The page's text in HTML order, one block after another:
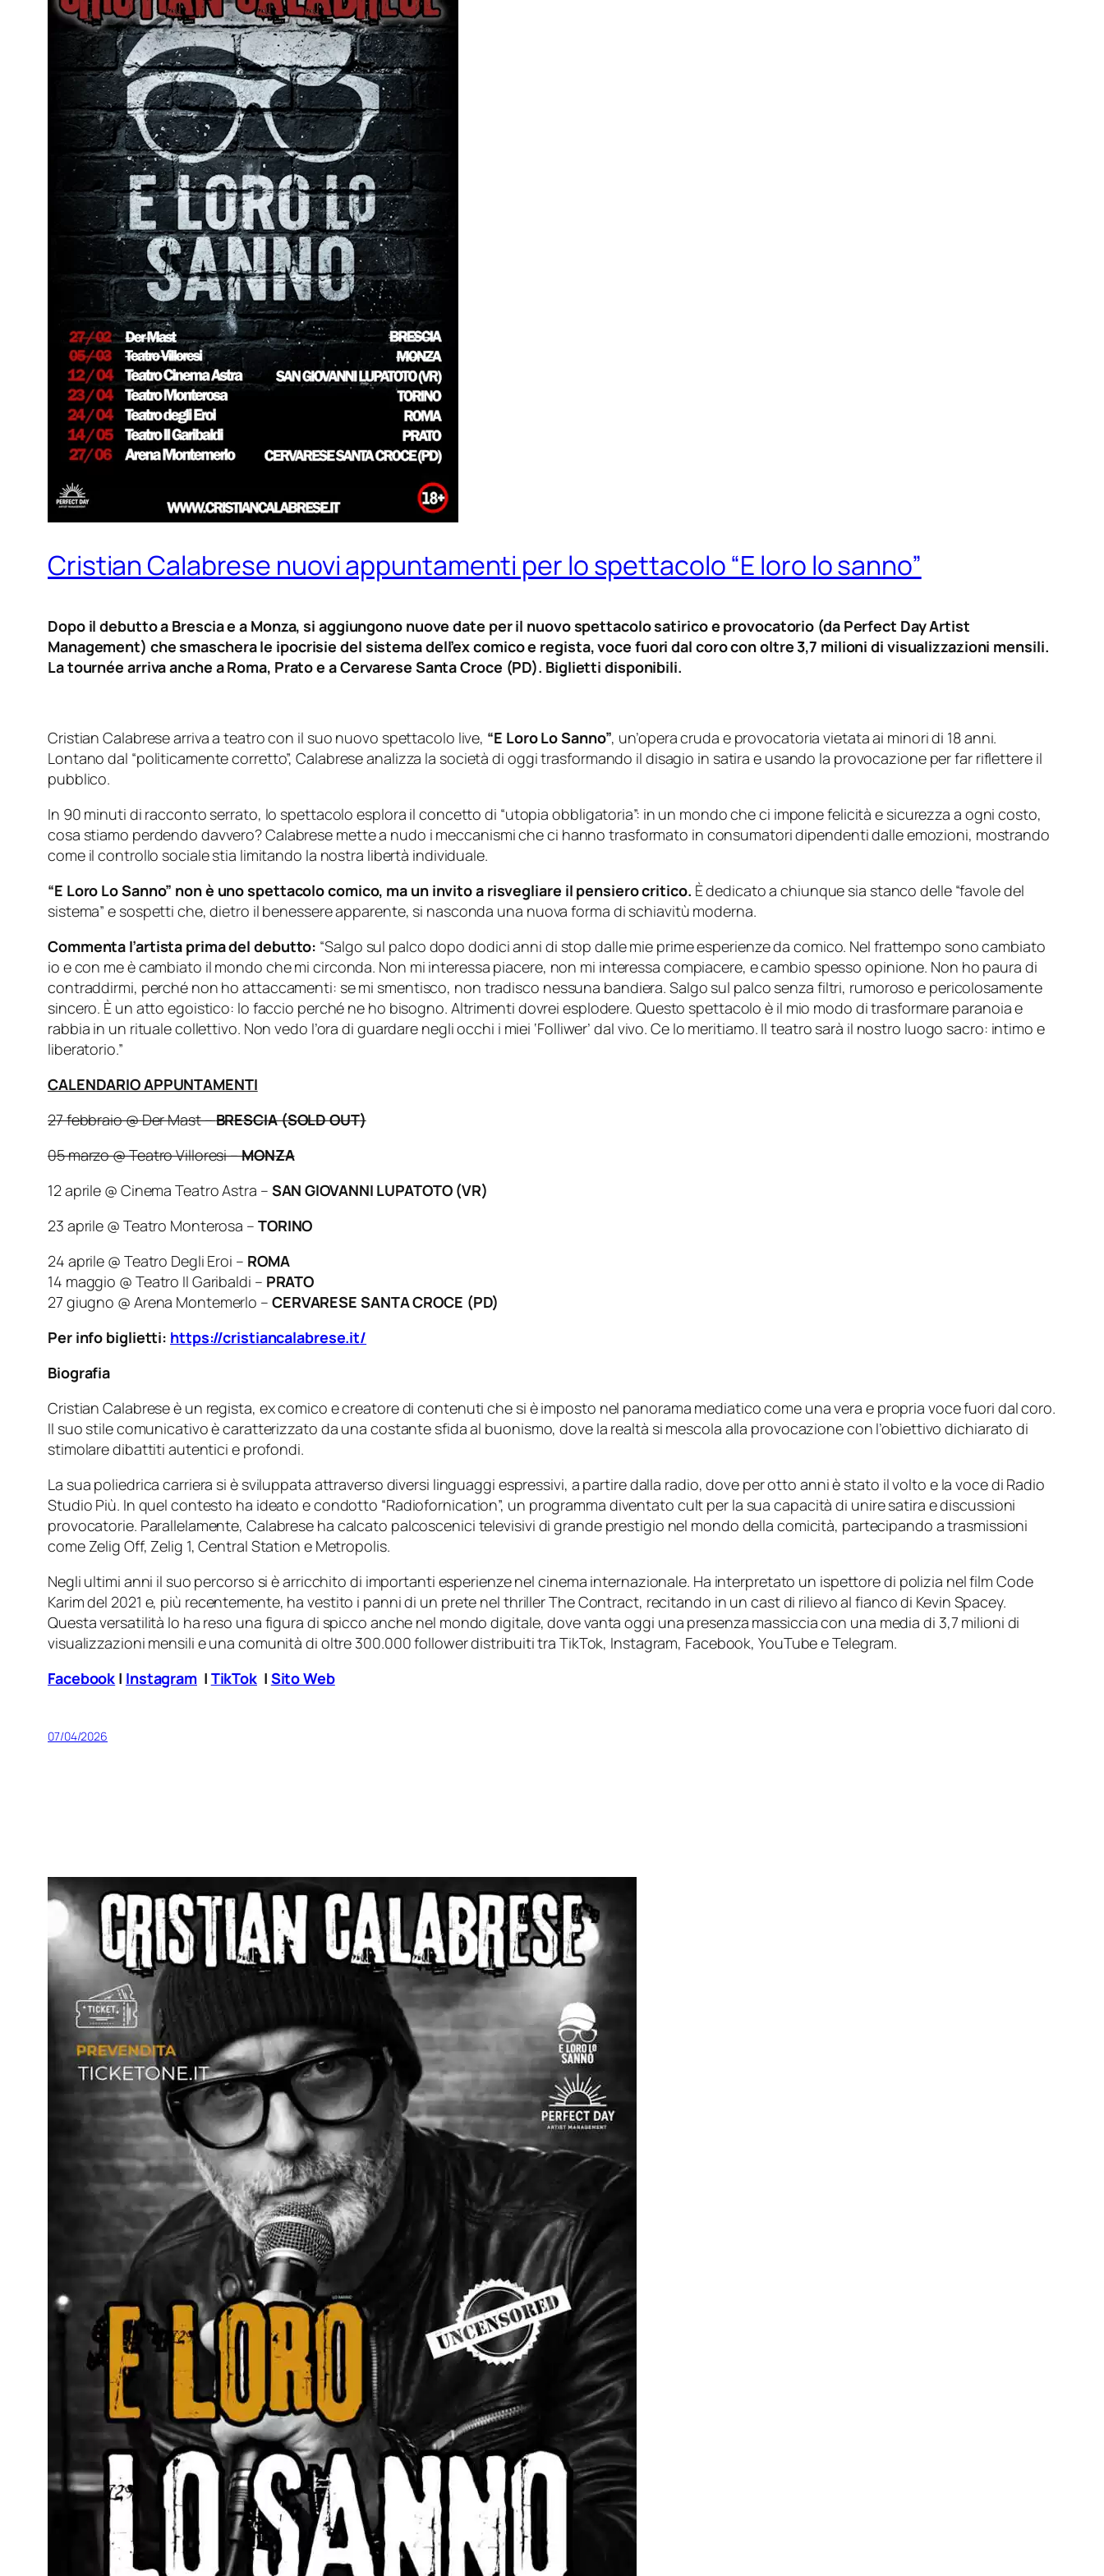
Cristian Calabrese nuovi appuntamenti per lo spettacolo “E loro lo sanno”
Dopo il debutto a Brescia e a Monza, si aggiungono nuove date per il nuovo spettacolo satirico e provocatorio (da Perfect Day Artist
Management) che smaschera le ipocrisie del sistema dell’ex comico e regista, voce fuori dal coro con oltre 3,7 milioni di visualizzazioni mensili.
La tournée arriva anche a Roma, Prato e a Cervarese Santa Croce (PD). Biglietti disponibili.
Cristian Calabrese arriva a teatro con il suo nuovo spettacolo live, “E Loro Lo Sanno”, un’opera cruda e provocatoria vietata ai minori di 18 anni.
Lontano dal “politicamente corretto”, Calabrese analizza la società di oggi trasformando il disagio in satira e usando la provocazione per far riflettere il
pubblico.
In 90 minuti di racconto serrato, lo spettacolo esplora il concetto di “utopia obbligatoria”: in un mondo che ci impone felicità e sicurezza a ogni costo,
cosa stiamo perdendo davvero? Calabrese mette a nudo i meccanismi che ci hanno trasformato in consumatori dipendenti dalle emozioni, mostrando
come il controllo sociale stia limitando la nostra libertà individuale.
“E Loro Lo Sanno” non è uno spettacolo comico, ma un invito a risvegliare il pensiero critico. È dedicato a chiunque sia stanco delle “favole del
sistema” e sospetti che, dietro il benessere apparente, si nasconda una nuova forma di schiavitù moderna.
Commenta l’artista prima del debutto: “Salgo sul palco dopo dodici anni di stop dalle mie prime esperienze da comico. Nel frattempo sono cambiato
io e con me è cambiato il mondo che mi circonda. Non mi interessa piacere, non mi interessa compiacere, e cambio spesso opinione. Non ho paura di
contraddirmi, perché non ho attaccamenti: se mi smentisco, non tradisco nessuna bandiera. Salgo sul palco senza filtri, rumoroso e pericolosamente
sincero. È un atto egoistico: lo faccio perché ne ho bisogno. Altrimenti dovrei esplodere. Questo spettacolo è il mio modo di trasformare paranoia e
rabbia in un rituale collettivo. Non vedo l’ora di guardare negli occhi i miei ‘Folliwer’ dal vivo. Ce lo meritiamo. Il teatro sarà il nostro luogo sacro: intimo e
liberatorio.”
CALENDARIO APPUNTAMENTI
27 febbraio @ Der Mast –BRESCIA (SOLD OUT)
05 marzo @ Teatro Villoresi –MONZA
12 aprile @ Cinema Teatro Astra – SAN GIOVANNI LUPATOTO (VR)
23 aprile @ Teatro Monterosa – TORINO
24 aprile @ Teatro Degli Eroi – ROMA
14 maggio @ Teatro Il Garibaldi – PRATO
27 giugno @ Arena Montemerlo – CERVARESE SANTA CROCE (PD)
Per info biglietti: https://cristiancalabrese.it/
Biografia
Cristian Calabrese è un regista, ex comico e creatore di contenuti che si è imposto nel panorama mediatico come una vera e propria voce fuori dal coro.
Il suo stile comunicativo è caratterizzato da una costante sfida al buonismo, dove la realtà si mescola alla provocazione con l’obiettivo dichiarato di
stimolare dibattiti autentici e profondi.
La sua poliedrica carriera si è sviluppata attraverso diversi linguaggi espressivi, a partire dalla radio, dove per otto anni è stato il volto e la voce di Radio
Studio Più. In quel contesto ha ideato e condotto “Radiofornication”, un programma diventato cult per la sua capacità di unire satira e discussioni
provocatorie. Parallelamente, Calabrese ha calcato palcoscenici televisivi di grande prestigio nel mondo della comicità, partecipando a trasmissioni
come Zelig Off, Zelig 1, Central Station e Metropolis.
Negli ultimi anni il suo percorso si è arricchito di importanti esperienze nel cinema internazionale. Ha interpretato un ispettore di polizia nel film Code
Karimdel 2021 e, più recentemente, ha vestito i panni di un prete nel thrillerThe Contract, recitando in un cast di rilievo al fianco di Kevin Spacey.
Questa versatilità lo ha reso una figura di spicco anche nel mondo digitale, dove vanta oggi una presenza massiccia con una media di 3,7 milioni di
visualizzazioni mensili e una comunità di oltre 300.000 follower distribuiti tra TikTok, Instagram, Facebook, YouTube e Telegram.
Facebook | Instagram | TikTok | Sito Web
07/04/2026